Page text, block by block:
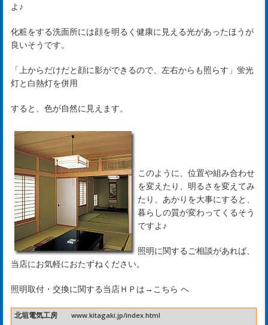
よ♪
化粧をする洗面所には顔を明るく健康に見える光があったほうが
良いそうです。
「上からだけだと顔に影ができるので、左右からも照らす」蛍光
灯と白熱灯を併用
すると、色が自然に見えます。
このように、位置や組み合わせ
を変えたり、明るさを変えてみ
たり、あかりを大事にすると、
暮らしの質が変わってくるそう
ですよ♪
照明に関するご相談があれば、
当店にお気軽におたずねください。
照明取付・交換に関する当店ＨＰは→ こちら へ
北垣電気工房 www.kitagaki.jp/index.html